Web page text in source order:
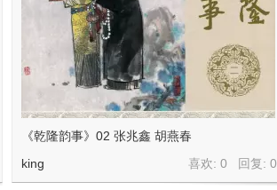
《乾隆韵事》02 张兆鑫 胡燕春
喜欢: 0 回复:0
king